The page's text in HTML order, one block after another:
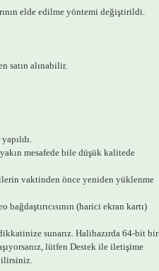
elde edilme yöntemi değiştirildi.
satın alınabilir.
mesafede bile düşük kalitede
vaktinden önce yeniden yüklenme
(harici ekran kartı)
sunarız. Halihazırda 64-bit bir
lütfen Destek ile iletişime